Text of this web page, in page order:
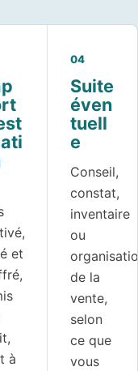
et
à
04
Suite
éven
tuell
e
Conseil,
constat,
inventaire
ou
de la
vente,
selon
ce que
vous